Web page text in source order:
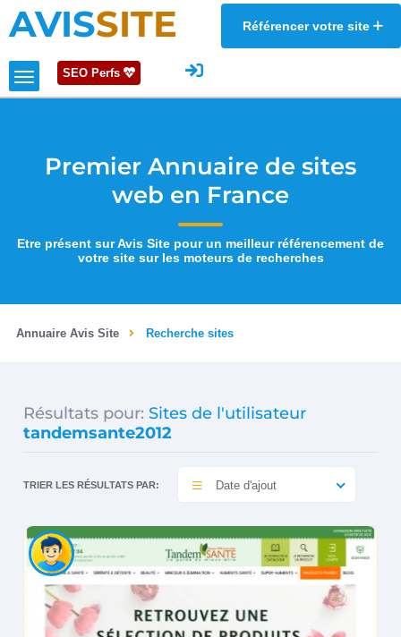
AVISSITE Référencer votre site
SEO Perfs
Premier Annuaire de sites
web en France
Etre présent sur Avis Site pour un meilleur référencement de
votre site sur les moteurs de recherches
Annuaire Avis Site Recherche sites
Résultats pour: Sites de l'utilisateur
tandemsante2012
TRIER LES RÉSULTATS PAR: Date d'ajout